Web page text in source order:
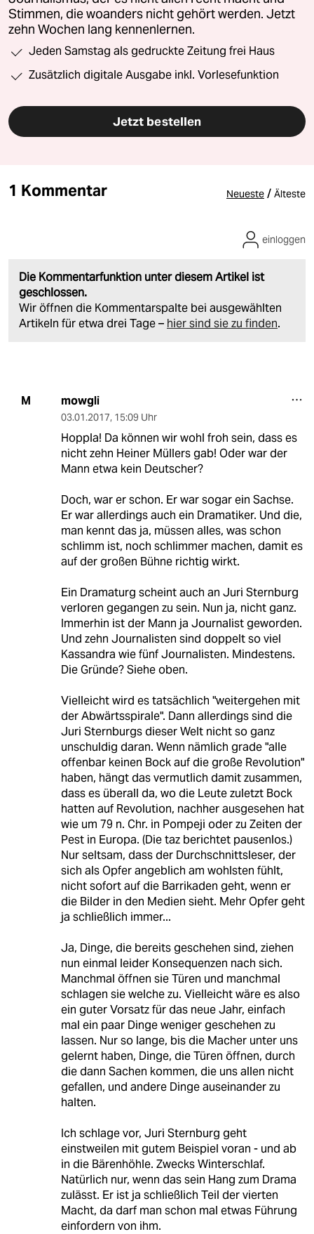
Stimmen, die woanders nicht gehört werden. Jetzt
zehn Wochen lang kennenlernen.
Jeden Samstag als gedruckte Zeitung frei Haus
Zusätzlich digitale Ausgabe inkl. Vorlesefunktion
Jetzt bestellen
1 Kommentar Neueste / Älteste
Die Kommentarfunktion unter diesem Artikel ist
geschlossen.
Wir öffnen die Kommentarspalte bei ausgewählten
Artikeln für etwa drei Tage – hier sind sie zu finden.
einloggen
M mowgli
03.01.2017, 15:09 Uhr
Hoppla! Da können wir wohl froh sein, dass es
nicht zehn Heiner Müllers gab! Oder war der
Mann etwa kein Deutscher?
Doch, war er schon. Er war sogar ein Sachse.
Er war allerdings auch ein Dramatiker. Und die,
man kennt das ja, müssen alles, was schon
schlimm ist, noch schlimmer machen, damit es
auf der großen Bühne richtig wirkt.
Ein Dramaturg scheint auch an Juri Sternburg
verloren gegangen zu sein. Nun ja, nicht ganz.
Immerhin ist der Mann ja Journalist geworden.
Und zehn Journalisten sind doppelt so viel
Kassandra wie fünf Journalisten. Mindestens.
Die Gründe? Siehe oben.
Vielleicht wird es tatsächlich "weitergehen mit
der Abwärtsspirale". Dann allerdings sind die
Juri Sternburgs dieser Welt nicht so ganz
unschuldig daran. Wenn nämlich grade "alle
offenbar keinen Bock auf die große Revolution"
haben, hängt das vermutlich damit zusammen,
dass es überall da, wo die Leute zuletzt Bock
hatten auf Revolution, nachher ausgesehen hat
wie um 79 n. Chr. in Pompeji oder zu Zeiten der
Pest in Europa. (Die taz berichtet pausenlos.)
Nur seltsam, dass der Durchschnittsleser, der
sich als Opfer angeblich am wohlsten fühlt,
nicht sofort auf die Barrikaden geht, wenn er
die Bilder in den Medien sieht. Mehr Opfer geht
ja schließlich immer...
Ja, Dinge, die bereits geschehen sind, ziehen
nun einmal leider Konsequenzen nach sich.
Manchmal öffnen sie Türen und manchmal
schlagen sie welche zu. Vielleicht wäre es also
ein guter Vorsatz für das neue Jahr, einfach
mal ein paar Dinge weniger geschehen zu
lassen. Nur so lange, bis die Macher unter uns
gelernt haben, Dinge, die Türen öffnen, durch
die dann Sachen kommen, die uns allen nicht
gefallen, und andere Dinge auseinander zu
halten.
Ich schlage vor, Juri Sternburg geht
einstweilen mit gutem Beispiel voran - und ab
in die Bärenhöhle. Zwecks Winterschlaf.
Natürlich nur, wenn das sein Hang zum Drama
zulässt. Er ist ja schließlich Teil der vierten
Macht, da darf man schon mal etwas Führung
einfordern von ihm.